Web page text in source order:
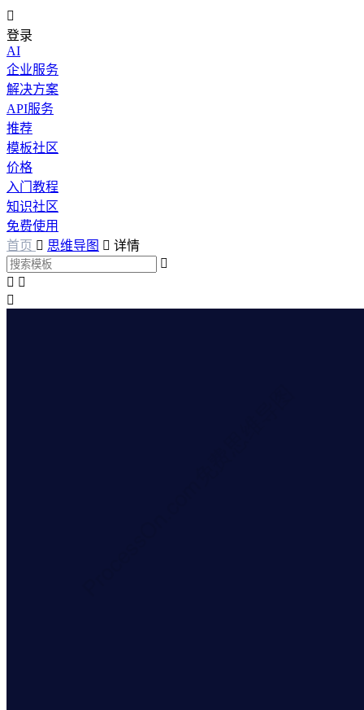

登录
AI
企业服务
解决方案
API服务
推荐
模板社区
价格
入门教程
知识社区
免费使用
首页  思维导图  详情

 
